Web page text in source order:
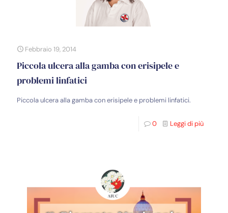
Febbraio 19, 2014
Piccola ulcera alla gamba con erisipele e
problemi linfatici
Piccola ulcera alla gamba con erisipele e problemi linfatici.
0 Leggi di più